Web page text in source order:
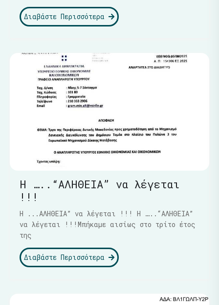
Διαβάστε Περισσότερα
Η …..“ΑΛΗΘΕΙΑ” να λέγεται
!!!
Η ...ΑΛΗΘΕΙΑ” να λέγεται !!! Η …..“ΑΛΗΘΕΙΑ”
να λέγεται !!!Μπήκαμε αισίως στο τρίτο έτος
της
Διαβάστε Περισσότερα